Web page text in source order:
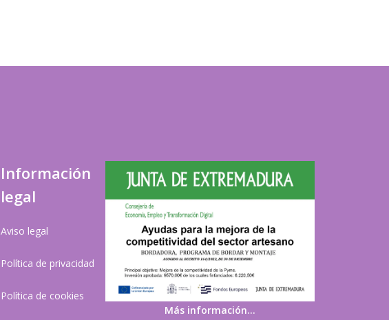
Información
legal
Aviso legal
Política de privacidad
Política de cookies
Más información…